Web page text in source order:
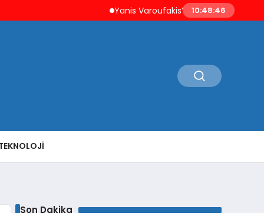
Yanis Varoufakis’ten Atina’ya ‘Aşil Kalkanı’
10:48:47
Son Dakika